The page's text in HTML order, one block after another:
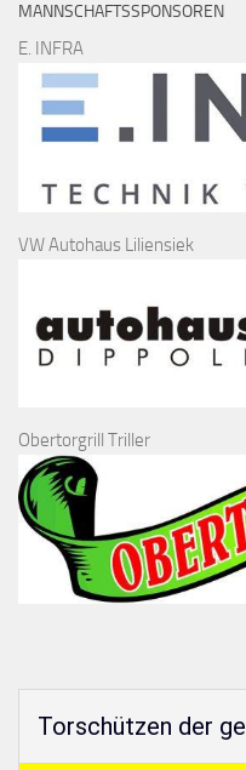
MANNSCHAFTSSPONSOREN
E. INFRA
VW Autohaus Liliensiek
Obertorgrill Triller
Torschützen der